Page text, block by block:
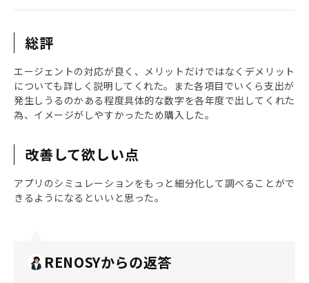
総評
エージェントの対応が良く、メリットだけではなくデメリット
についても詳しく説明してくれた。また各項目でいくら支出が
発生しうるのかある程度具体的な数字を各年度で出してくれた
為、イメージがしやすかったため購入した。
改善して欲しい点
アプリのシミュレーションをもっと細分化して調べることがで
きるようになるといいと思った。
RENOSYからの返答